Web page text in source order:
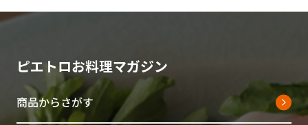
ピエトロお料理マガジン
商品からさがす